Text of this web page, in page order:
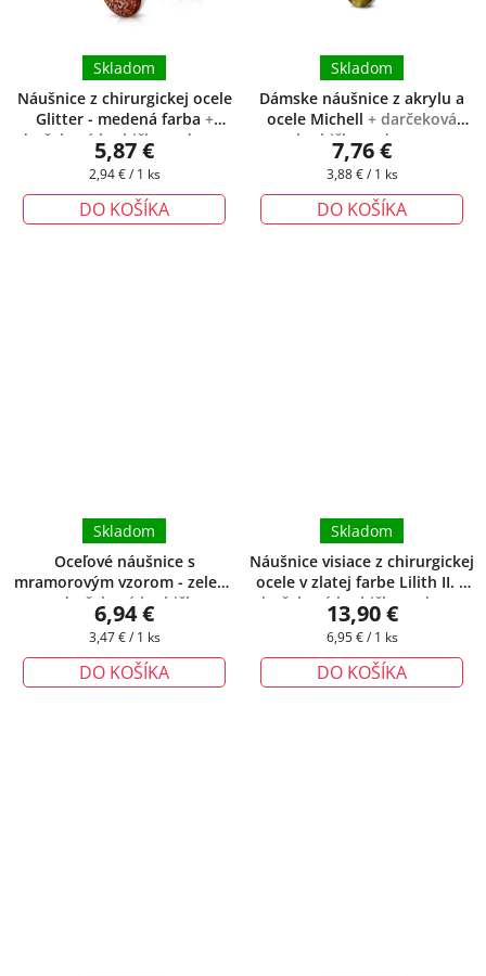
Náušnice z chirurgickej ocele
Glitter - medená farba +
darčeková krabička zadarmo
Skladom
5,87 €
Jednotková
2,94 € / 1 ks
DO KOŠÍKA
Dámske náušnice z akrylu a
ocele Michell + darčeková
krabička zadarmo
Skladom
7,76 €
Jednotková
3,88 € / 1 ks
DO KOŠÍKA
Oceľové náušnice s
mramorovým vzorom - zelené
+ darčeková krabička
zadarmo
Skladom
6,94 €
Jednotková
3,47 € / 1 ks
DO KOŠÍKA
Náušnice visiace z chirurgickej
ocele v zlatej farbe Lilith II. +
darčeková krabička zadarmo
Skladom
13,90 €
Jednotková
6,95 € / 1 ks
DO KOŠÍKA